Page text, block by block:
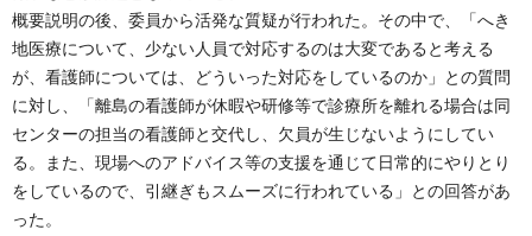
概要説明の後、委員から活発な質疑が行われた。その中で、「へき
地医療について、少ない人員で対応するのは大変であると考える
が、看護師については、どういった対応をしているのか」との質問
に対し、「離島の看護師が休暇や研修等で診療所を離れる場合は同
センターの担当の看護師と交代し、欠員が生じないようにしてい
る。また、現場へのアドバイス等の支援を通じて日常的にやりとり
をしているので、引継ぎもスムーズに行われている」との回答があ
った。